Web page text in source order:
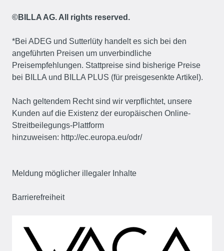
©BILLA AG. All rights reserved.
*Bei ADEG und Sutterlüty handelt es sich bei den
angeführten Preisen um unverbindliche
Preisempfehlungen. Stattpreise sind bisherige Preise
bei BILLA und BILLA PLUS (für preisgesenkte Artikel).
Nach geltendem Recht sind wir verpflichtet, unsere
Kunden auf die Existenz der europäischen Online-
Streitbeilegungs-Plattform
hinzuweisen: http://ec.europa.eu/odr/
Meldung möglicher illegaler Inhalte
Barrierefreiheit